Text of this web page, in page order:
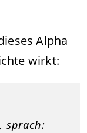
Alpha
wirkt:
sprach: